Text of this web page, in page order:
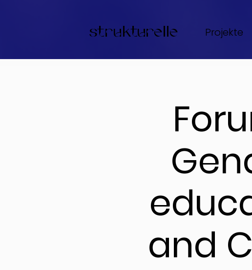
strukturelle Projekte
and